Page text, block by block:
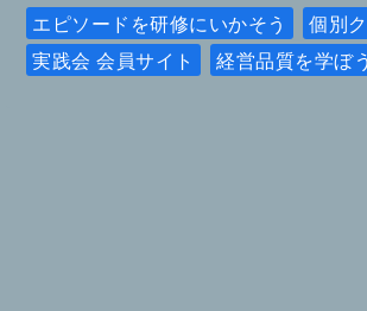
エピソードを研修にいかそう
個別
実践会 会員サイト
経営品質を学ぼう